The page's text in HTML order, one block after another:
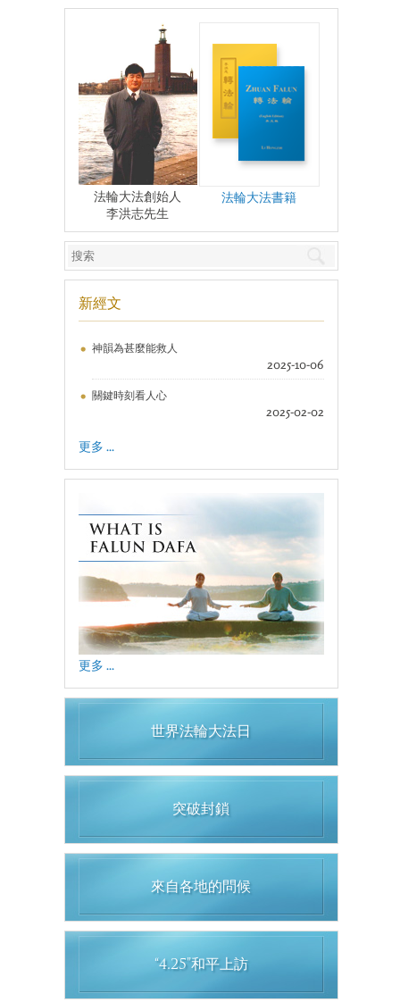
法輪大法創始人
李洪志先生
法輪大法書籍
新經文
神韻為甚麼能救人
2025-10-06
關鍵時刻看人心
2025-02-02
更多 ...
更多 ...
世界法輪大法日
突破封鎖
來自各地的問候
“4.25”和平上訪